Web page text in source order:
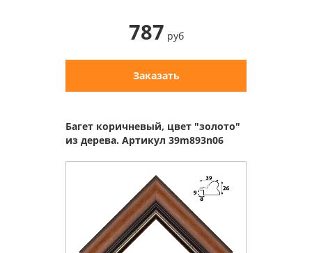
787 руб
Заказать
Багет коричневый, цвет "золото"
из дерева. Артикул 39m893n06